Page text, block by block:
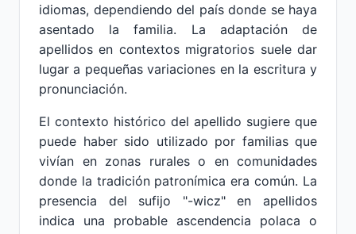
idiomas, dependiendo del país donde se haya
asentado la familia. La adaptación de
apellidos en contextos migratorios suele dar
lugar a pequeñas variaciones en la escritura y
pronunciación.
El contexto histórico del apellido sugiere que
puede haber sido utilizado por familias que
vivían en zonas rurales o en comunidades
donde la tradición patronímica era común. La
presencia del sufijo "-wicz" en apellidos
indica una probable ascendencia polaca o